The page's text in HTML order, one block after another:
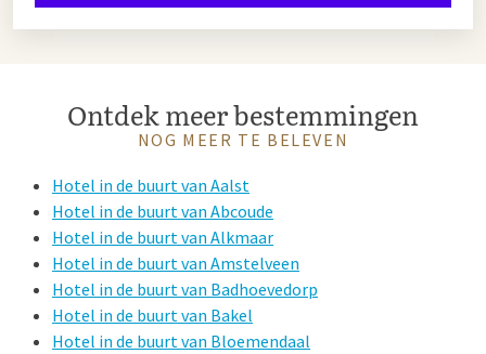
Ontdek meer bestemmingen
NOG MEER TE BELEVEN
Hotel in de buurt van Aalst
Hotel in de buurt van Abcoude
Hotel in de buurt van Alkmaar
Hotel in de buurt van Amstelveen
Hotel in de buurt van Badhoevedorp
Hotel in de buurt van Bakel
Hotel in de buurt van Bloemendaal